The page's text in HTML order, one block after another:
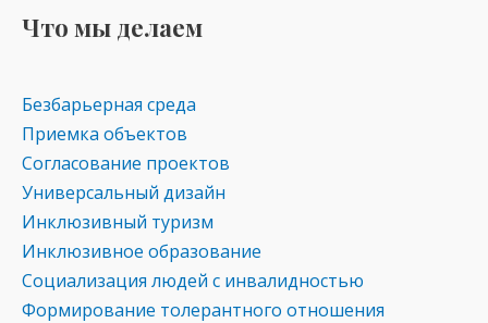
Что мы делаем
Безбарьерная среда
Приемка объектов
Согласование проектов
Универсальный дизайн
Инклюзивный туризм
Инклюзивное образование
Социализация людей с инвалидностью
Формирование толерантного отношения